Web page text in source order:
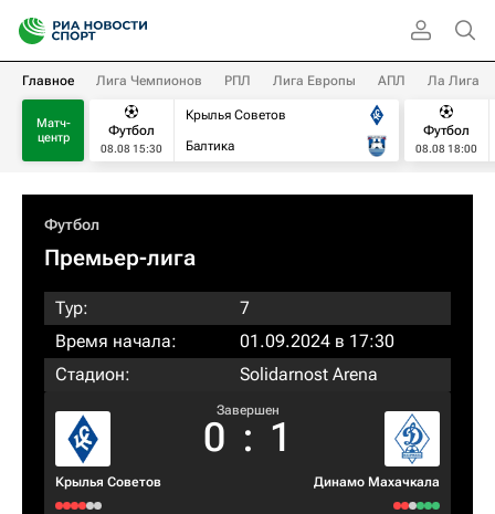
Главное Лига Чемпионов РПЛ Лига Европы АПЛ Ла Лига
Матч-
центр
Футбол
08.08 15:30
Крылья Советов
Балтика
Футбол
08.08 18:00
Футбол
Премьер-лига
Тур:
7
Время начала:
01.09.2024 в 17:30
Стадион:
Solidarnost Arena
Крылья Советов
Завершен
0 : 1
Динамо Махачкала